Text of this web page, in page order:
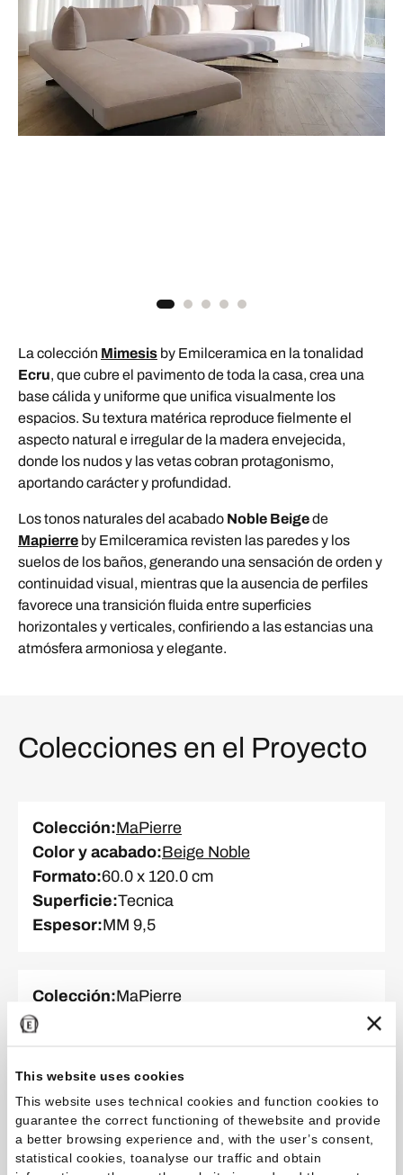
This website uses cookies
This website uses technical cookies and function cookies to
guarantee the correct functioning of thewebsite and provide
a better browsing experience and, with the user’s consent,
statistical cookies, toanalyse our traffic and obtain
La colección Mimesis by Emilceramica en la tonalidad
Ecru, que cubre el pavimento de toda la casa, crea una
base cálida y uniforme que unifica visualmente los
espacios. Su textura matérica reproduce fielmente el
aspecto natural e irregular de la madera envejecida,
donde los nudos y las vetas cobran protagonismo,
aportando carácter y profundidad.
Los tonos naturales del acabado Noble Beigede
Mapierre by Emilceramica revisten las paredes y los
suelos de los baños, generando una sensación de orden y
continuidad visual, mientras que la ausencia de perfiles
favorece una transición fluida entre superficies
horizontales y verticales, confiriendo a las estancias una
atmósfera armoniosa y elegante.
Colecciones en el Proyecto
Colección:MaPierre
Color y acabado:Beige Noble
Formato:60.0 x 120.0 cm
Superficie:Tecnica
Espesor:MM 9,5
Colección:MaPierre
Color y acabado
Superficie
Natural
Espesor
MM 9,5
Colección:MaPierre